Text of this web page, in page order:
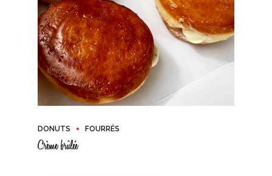
DONUTS FOURRÉS
Crème brûlée